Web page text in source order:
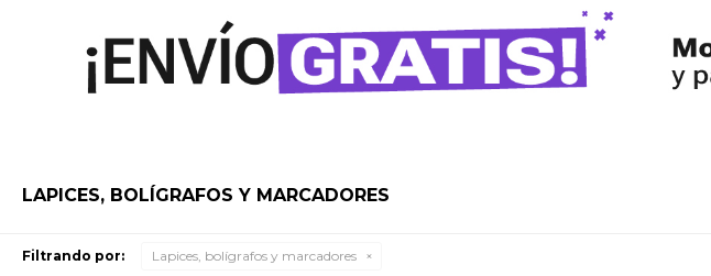
LAPICES, BOLÍGRAFOS Y MARCADORES
Filtrando por: Lapices, bolígrafos y marcadores